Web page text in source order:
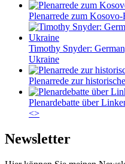
Plenarrede zum
Timothy Snyder:
Ukraine
Plenarrede zur
Plenardebatte über
<>
Newsletter